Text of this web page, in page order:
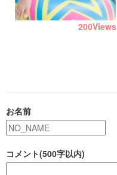
200Views
お名前
コメント(500字以内)